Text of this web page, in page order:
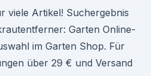
viele Artikel! Suchergebnis
Garten Online-
im Garten Shop. Für
über 29 € und Versand